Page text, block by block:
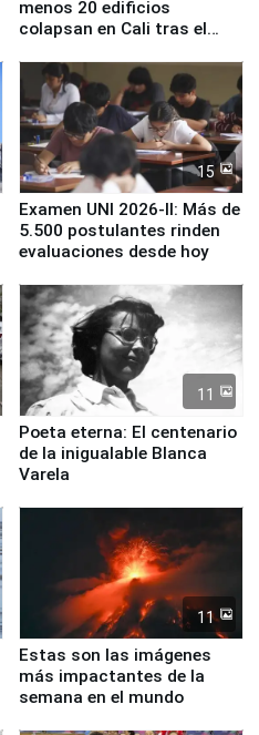
menos 20 edificios
colapsan en Cali tras el
15
Examen UNI 2026-II: Más de
5.500 postulantes rinden
evaluaciones desde hoy
11
Poeta eterna: El centenario
de la inigualable Blanca
Varela
11
Estas son las imágenes
más impactantes de la
semana en el mundo